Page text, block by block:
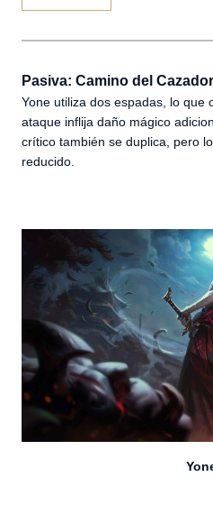
Pasiva: Camino del Cazador
Yone utiliza dos espadas, lo que
ataque inflija daño mágico
crítico también se duplica, pero
reducido.